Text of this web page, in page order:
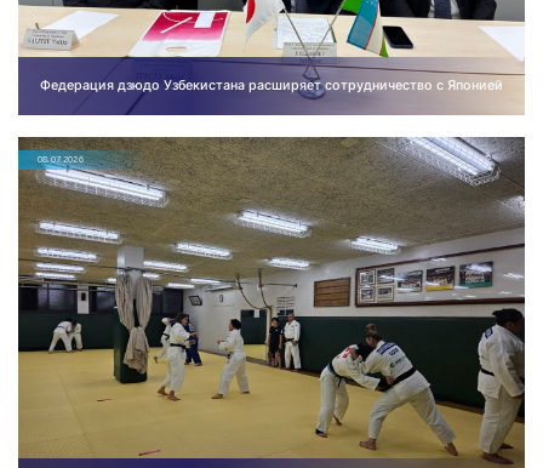
Федерация дзюдо Узбекистана расширяет сотрудничество с Японией
08.07.2026